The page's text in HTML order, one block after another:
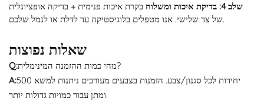
שלב 4: בדיקת איכות ומשלוח
בקרת איכות פנימית + בדיקה אופציונלית
של צד שלישי. אנו מטפלים בלוגיסטיקה עד לדלת או לנמל שלכם.
שאלות נפוצות
Q:
מהי כמות ההזמנה המינימלית?
A:500 יחידות לכל סגנון/צבע. הזמנות בצבעים מעורבים ניתנות למשא
ומתן עבור כמויות גדולות יותר.